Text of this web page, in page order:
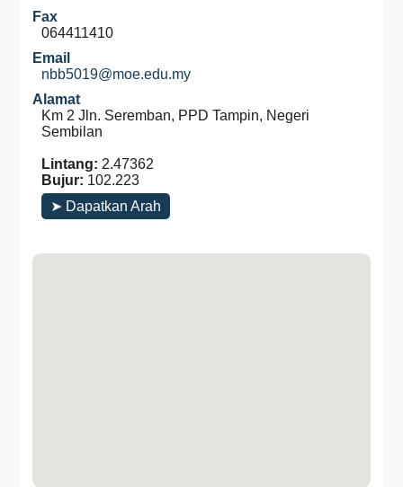
Fax
064411410
Email
nbb5019@moe.edu.my
Alamat
Km 2 Jln. Seremban, PPD Tampin, Negeri
Sembilan
Lintang: 2.47362
Bujur: 102.223
➤ Dapatkan Arah